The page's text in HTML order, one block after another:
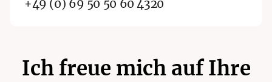
+49 (0) 69 50 50 60 4320
Ich freue mich auf Ihre